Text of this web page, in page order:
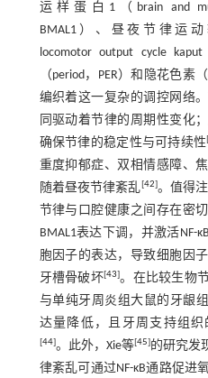
运样蛋白1（brain and
BMAL1）、昼夜节律运
locomotor output cycle
（period，PER）和隐花色素
编织着这一复杂的调控网络
同驱动着节律的周期性变化
确保节律的稳定性与可持续性
重度抑郁症、双相情感障、
随着昼夜节律紊乱[42]。值得
节律与口腔健康之间存在密
BMAL1表达下调，并激活NF-
胞因子的表达，导致细胞因
牙槽骨破坏[43]。在比较生物
与单纯牙周炎组大鼠的牙龈
达量降低，且牙周支持组
[44]。此外，Xie等[45]的研究发
律紊乱可通过NF-κB通路促进